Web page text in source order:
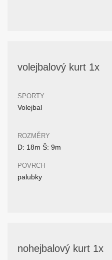
volejbalový kurt 1x
SPORTY
Volejbal
ROZMĚRY
D: 18m Š: 9m
POVRCH
palubky
nohejbalový kurt 1x